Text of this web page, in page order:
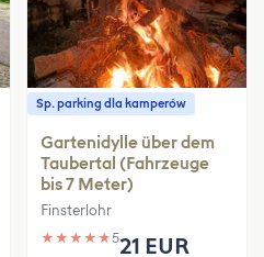
Sp. parking dla kamperów
Gartenidylle über dem
Taubertal (Fahrzeuge
bis 7 Meter)
Finsterlohr
★ ★ ★ ★ ★521 EUR